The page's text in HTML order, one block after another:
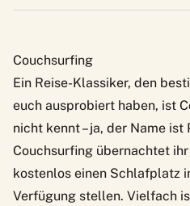
Couchsurfing
Ein Reise-Klassiker, den
euch ausprobiert haben, ist
nicht kennt – ja, der Name ist
Couchsurfing übernachtet
kostenlos einen Schlafplatz
Verfügung stellen. Vielfach